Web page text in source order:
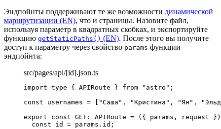
Эндпойнты поддерживают те же возможности динамической
маршрутизации (EN), что и страницы. Назовите файл,
используя параметр в квадратных скобках, и экспортируйте
функцию getStaticPaths() (EN). После этого вы получите
доступ к параметру через свойство params функции
эндпойнта:
src/pages/api/[id].json.ts
import type { APIRoute } from " astro " ;
const usernames = "Саша " , "Кристина " , "Ян " , "
export const GET : APIRoute = ( { params , request } )
const id = params . id ;